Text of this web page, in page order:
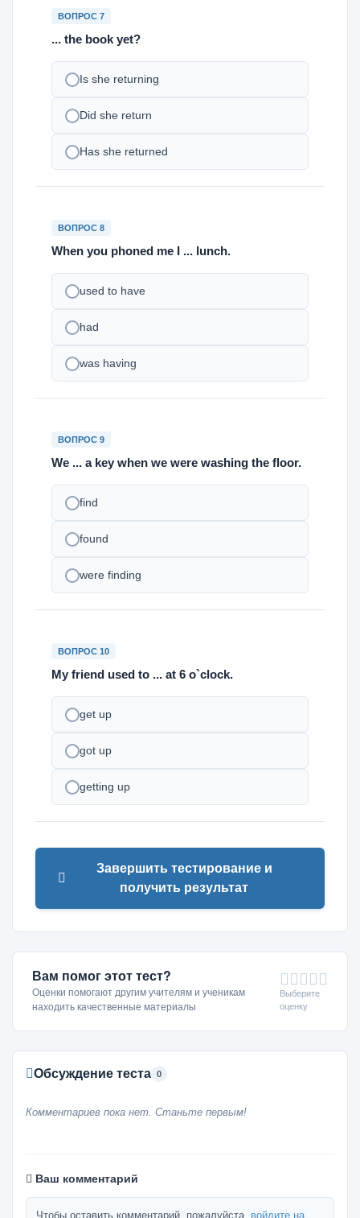
ВОПРОС 7
... the book yet?
Is she returning
Did she return
Has she returned
ВОПРОС 8
When you phoned me I ... lunch.
used to have
had
was having
ВОПРОС 9
We ... a key when we were washing the floor.
find
found
were finding
ВОПРОС 10
My friend used to ... at 6 o`clock.
get up
got up
getting up
Завершить тестирование и
получить результат
Вам помог этот тест?
Оценки помогают другим учителям и ученикам
находить качественные материалы
Выберите
оценку
Обсуждение теста 0
Комментариев пока нет. Станьте первым!
Ваш комментарий
Чтобы оставить комментарий, пожалуйста, войдите на